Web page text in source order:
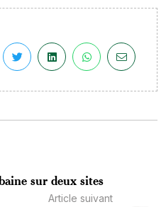
sur deux sites
Article suivant